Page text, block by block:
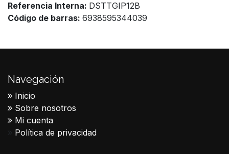
Referencia Interna: DSTTGIP12B
Código de barras: 6938595344039
Navegación
Inicio
Sobre nosotros
Mi cuenta
Política de privacidad